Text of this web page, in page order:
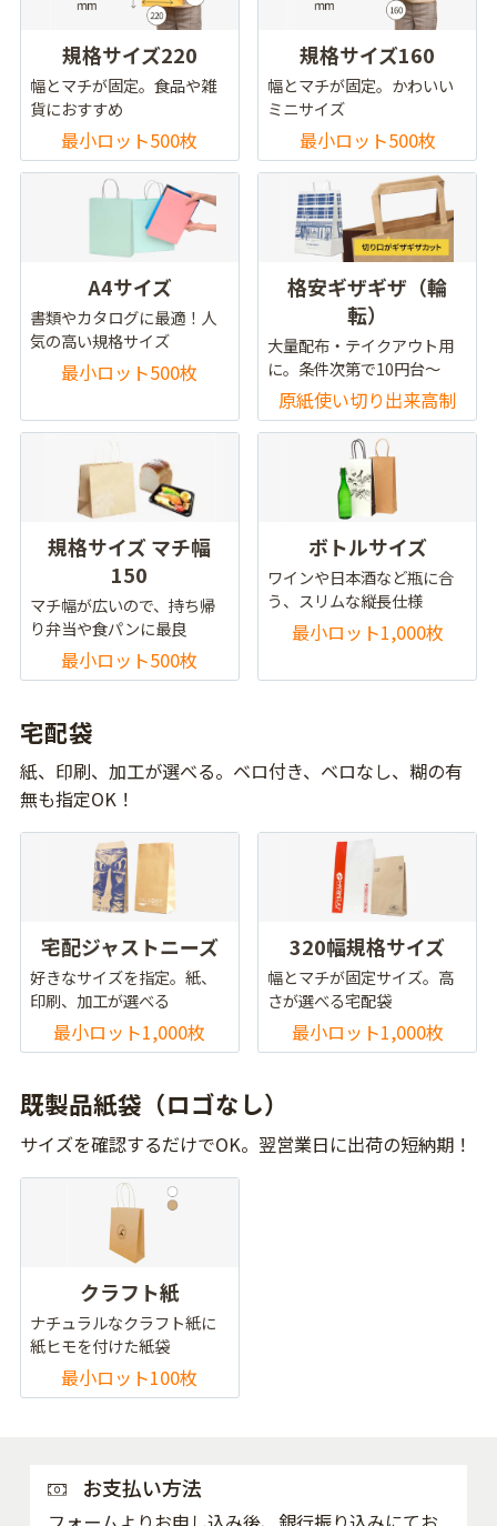
規格サイズ220
幅とマチが固定。食品や雑
貨におすすめ
最小ロット500枚
規格サイズ160
幅とマチが固定。かわいい
ミニサイズ
最小ロット500枚
A4サイズ
書類やカタログに最適！人
気の高い規格サイズ
最小ロット500枚
格安ギザギザ（輪
転）
大量配布・テイクアウト用
に。条件次第で10円台～
原紙使い切り出来高制
規格サイズ マチ幅
150
マチ幅が広いので、持ち帰
り弁当や食パンに最良
最小ロット500枚
ボトルサイズ
ワインや日本酒など瓶に合
う、スリムな縦長仕様
最小ロット1,000枚
宅配袋
紙、印刷、加工が選べる。ベロ付き、ベロなし、糊の有
無も指定OK！
宅配ジャストニーズ
好きなサイズを指定。紙、
印刷、加工が選べる
最小ロット1,000枚
320幅規格サイズ
幅とマチが固定サイズ。高
さが選べる宅配袋
最小ロット1,000枚
既製品紙袋（ロゴなし）
サイズを確認するだけでOK。翌営業日に出荷の短納期！
クラフト紙
ナチュラルなクラフト紙に
紙ヒモを付けた紙袋
最小ロット100枚
お支払い方法